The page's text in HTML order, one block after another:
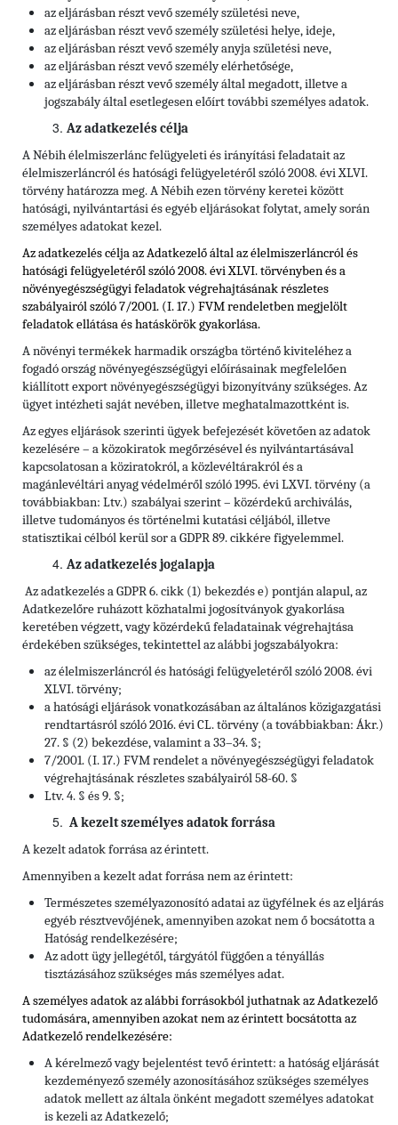
az eljárásban részt vevő személy születési neve,
az eljárásban részt vevő személy születési helye, ideje,
az eljárásban részt vevő személy anyja születési neve,
az eljárásban részt vevő személy elérhetősége,
az eljárásban részt vevő személy által megadott, illetve a
jogszabály által esetlegesen előírt további személyes adatok.
Az adatkezelés célja
A Nébih élelmiszerlánc felügyeleti és irányítási feladatait az
élelmiszerláncról és hatósági felügyeletéről szóló 2008. évi XLVI.
törvény határozza meg. A Nébih ezen törvény keretei között
hatósági, nyilvántartási és egyéb eljárásokat folytat, amely során
személyes adatokat kezel.
Az adatkezelés célja az Adatkezelő által az élelmiszerláncról és
hatósági felügyeletéről szóló 2008. évi XLVI. törvényben ésa
növényegészségügyi feladatok végrehajtásának részletes
szabályairól szóló 7/2001. (I. 17.) FVM rendeletbenmegjelölt
feladatok ellátása és hatáskörök gyakorlása.
A növényi termékek harmadik országba történő kiviteléhez a
fogadó ország növényegészségügyi előírásainak megfelelően
kiállított export növényegészségügyi bizonyítvány szükséges. Az
ügyet intézheti saját nevében, illetve meghatalmazottként is.
Az egyes eljárások szerinti ügyek befejezését követően az adatok
kezelésére – a közokiratok megőrzésével és nyilvántartásával
kapcsolatosan a köziratokról, a közlevéltárakról és a
magánlevéltári anyag védelméről szóló 1995. évi LXVI. törvény (a
továbbiakban: Ltv.) szabályai szerint – közérdekű archiválás,
illetve tudományos és történelmi kutatási céljából, illetve
statisztikai célból kerül sor a GDPR 89. cikkére figyelemmel.
Az adatkezelés jogalapja
Az adatkezelés a GDPR 6. cikk (1) bekezdés e) pontján alapul, az
Adatkezelőre ruházott közhatalmi jogosítványok gyakorlása
keretében végzett, vagy közérdekű feladatainak végrehajtása
érdekében szükséges, tekintettel az alábbi jogszabályokra:
az élelmiszerláncról és hatósági felügyeletéről szóló 2008. évi
XLVI. törvény;
a hatósági eljárások vonatkozásában az általános közigazgatási
rendtartásról szóló 2016. évi CL. törvény (a továbbiakban: Ákr.)
27. § (2) bekezdése, valamint a 33–34. §;
7/2001. (I. 17.) FVM rendelet a növényegészségügyi feladatok
végrehajtásának részletes szabályairól 58-60. §
Ltv. 4. § és 9. §;
A kezelt személyes adatok forrása
A kezelt adatok forrása az érintett.
Amennyiben a kezelt adat forrása nem az érintett:
Természetes személyazonosító adatai az ügyfélnek és az eljárás
egyéb résztvevőjének, amennyiben azokat nem ő bocsátotta a
Hatóság rendelkezésére;
Az adott ügy jellegétől, tárgyától függően a tényállás
tisztázásához szükséges más személyes adat.
A személyes adatok az alábbi forrásokból juthatnak az Adatkezelő
tudomására, amennyiben azokat nem az érintett bocsátotta az
Adatkezelő rendelkezésére:
A kérelmező vagy bejelentést tevő érintett: a hatóság eljárását
kezdeményező személy azonosításához szükséges személyes
adatok mellett az általa önként megadott személyes adatokat
is kezeli az Adatkezelő;